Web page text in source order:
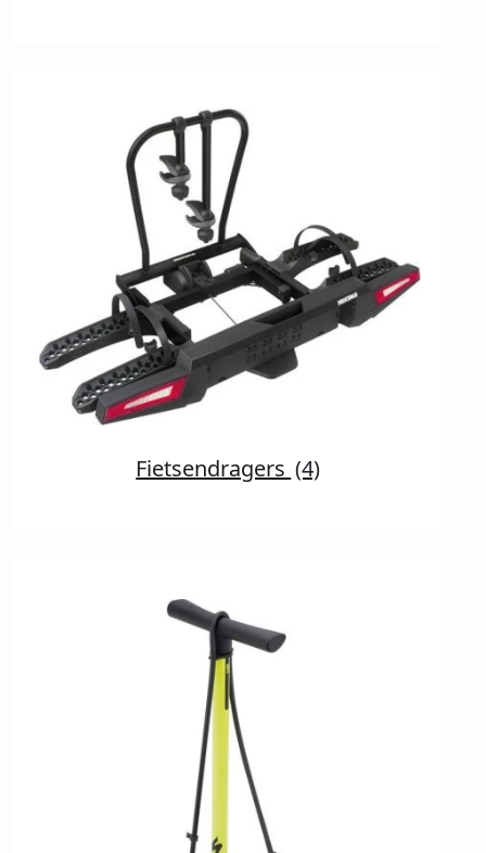
Fietsendragers (4)